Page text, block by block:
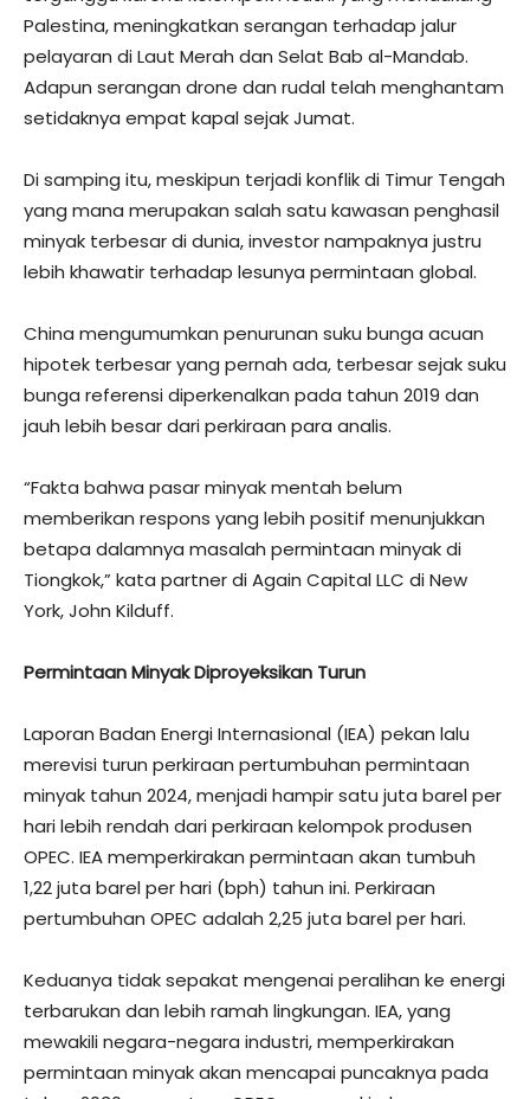
Palestina, meningkatkan serangan terhadap jalur
pelayaran di Laut Merah dan Selat Bab al-Mandab.
Adapun serangan drone dan rudal telah menghantam
setidaknya empat kapal sejak Jumat.
Di samping itu, meskipun terjadi konflik di Timur Tengah
yang mana merupakan salah satu kawasan penghasil
minyak terbesar di dunia, investor nampaknya justru
lebih khawatir terhadap lesunya permintaan global.
China mengumumkan penurunan suku bunga acuan
hipotek terbesar yang pernah ada, terbesar sejak suku
bunga referensi diperkenalkan pada tahun 2019 dan
jauh lebih besar dari perkiraan para analis.
“Fakta bahwa pasar minyak mentah belum
memberikan respons yang lebih positif menunjukkan
betapa dalamnya masalah permintaan minyak di
Tiongkok,” kata partner di Again Capital LLC di New
York, John Kilduff.
Permintaan Minyak Diproyeksikan Turun
Laporan Badan Energi Internasional (IEA) pekan lalu
merevisi turun perkiraan pertumbuhan permintaan
minyak tahun 2024, menjadi hampir satu juta barel per
hari lebih rendah dari perkiraan kelompok produsen
OPEC. IEA memperkirakan permintaan akan tumbuh
1,22 juta barel per hari (bph) tahun ini. Perkiraan
pertumbuhan OPEC adalah 2,25 juta barel per hari.
Keduanya tidak sepakat mengenai peralihan ke energi
terbarukan dan lebih ramah lingkungan. IEA, yang
mewakili negara-negara industri, memperkirakan
permintaan minyak akan mencapai puncaknya pada